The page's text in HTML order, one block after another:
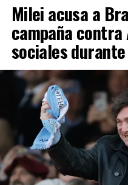
Milei acusa a
campaña
sociales